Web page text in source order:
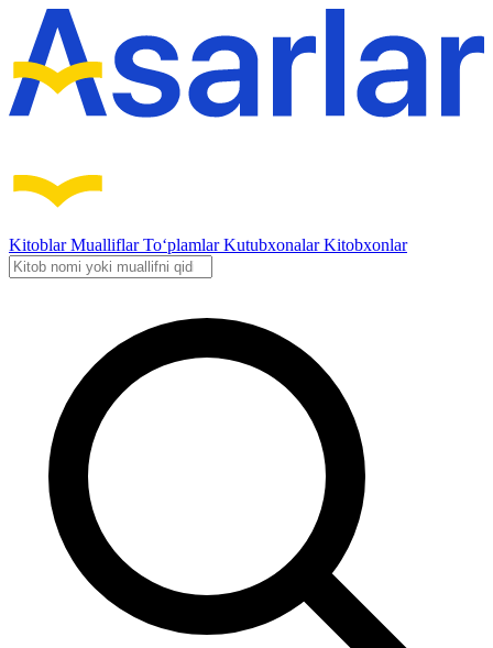
KitoblarMualliflarTo‘plamlarKutubxonalarKitobxonlar